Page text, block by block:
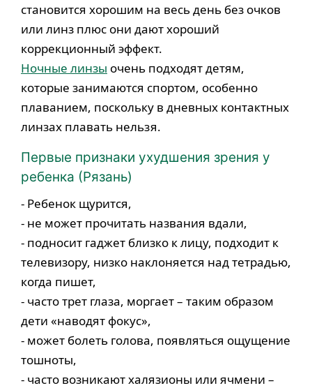
становится хорошим на весь день без очков
или линз плюс они дают хороший
коррекционный эффект.
Ночные линзы очень подходят детям,
которые занимаются спортом, особенно
плаванием, поскольку в дневных контактных
линзах плавать нельзя.
Первые признаки ухудшения зрения у
ребенка (Рязань)
- Ребенок щурится,
- не может прочитать названия вдали,
- подносит гаджет близко к лицу, подходит к
телевизору, низко наклоняется над тетрадью,
когда пишет,
- часто трет глаза, моргает – таким образом
дети «наводят фокус»,
- может болеть голова, появляться ощущение
тошноты,
- часто возникают халязионы или ячмени –